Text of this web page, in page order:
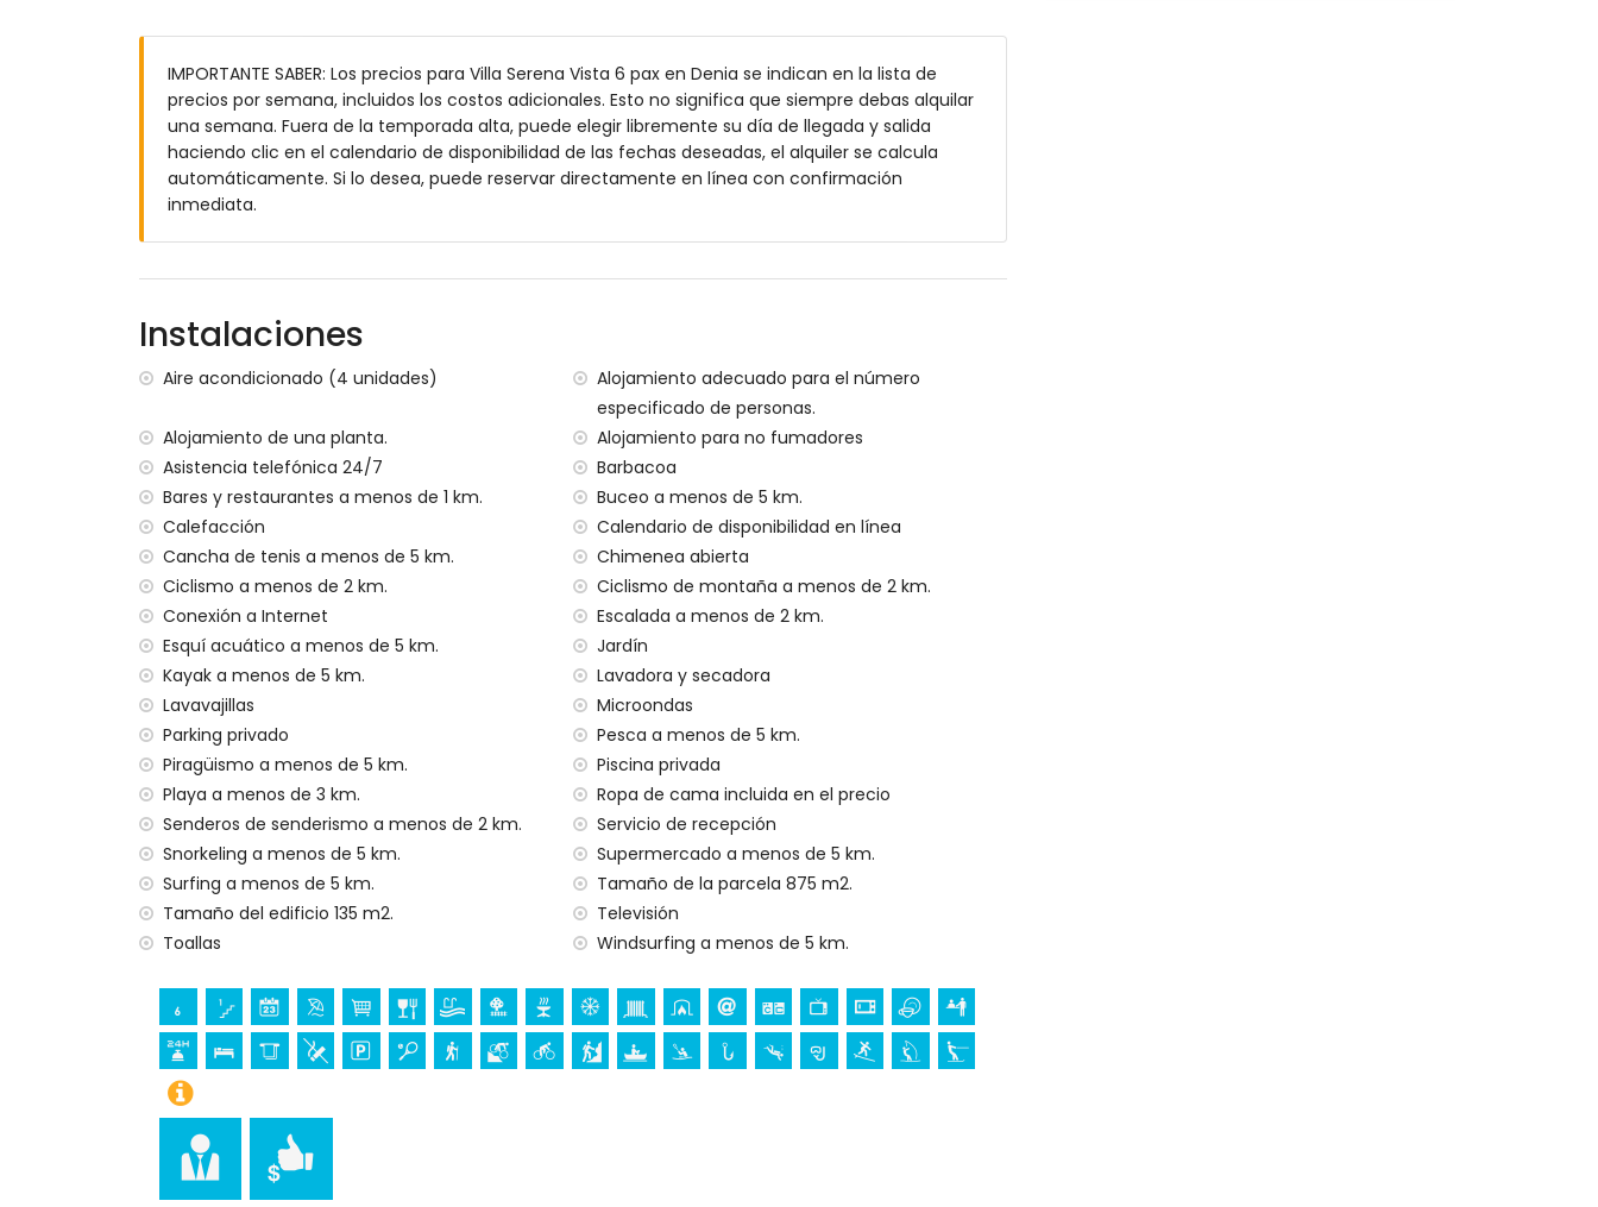
Maravilloso jardín con césped y árboles, y mobiliario de jardín con tumbonas
2 terrazas cubiertas
Cocina exterior y barbacoa
Ducha exterior
Zona de estar exterior y zona de comedor exterior
Espacio privado de estacionamiento cubierto y espacio de estacionamiento privado
Ribera o costa más cercana: Mediterráneo, Denia (a menos de 3 kilómetros de la villa)
Playa más cercana: Marineta Casiana, Denia (a menos de 3 kilómetros de la villa)
Puerto más cercano: La Marina, Denia (a menos de 3 kilómetros de la villa)
Parque más cercano: Montgó, Denia (a menos de 3 kilómetros de la villa)
Aeropuerto más cercano: Alicante (a menos de 100 kilómetros de la villa)
Segundo aeropuerto más cercano: Valencia (> 100 kilómetros)
No se permite fumar
No se permiten mascotas
El alojamiento es muy adecuado para familias con niños
Instalaciones y servicios incluidos en el precio del alquiler de la villa
Internet (WiFi)
Aspiradora, plancha y tabla de planchar
Ropa de cama y toallas
Servicio de recepción y servicio de emergencia 24 horas
Calefacción de aire y con aire acondicionado
Instalaciones y servicios con cargo extra
Cama extra y cuna (bajo demanda)
Entretenimiento y actividades de ocio para sus vacaciones en Denia, Costa Blanca
Bar, paseo marítimo (Las Marinas y Denia) (a menos de 5 kilómetros de la casa)
Puntos de interés y cultura en Denia, Costa Blanca
Museo (Histórico de Denia), iglesia (Portal de la Vila, Denia), castillo (Portal de la Vila, Denia),
(Histórico de Denia) (a menos de 5 kilómetros del alojamiento)
Ruina (Molinos de Viento y Jávea) (a menos de 10 kilómetros del alojamiento)
Deportes
Tenis, senderismo, ciclismo de montaña, ciclismo, escalada, piragüismo, kayak, pesca, buceo,
snorkel, surf, windsurf y esquí acuático (a menos de 5 kilómetros de la villa)
Golf (Club de Golf La Sella, Denia) y equitación (a menos de 10 kilómetros de la villa)
IMPORTANTE SABER: Los precios para Villa Serena Vista 6 pax en Denia se indican en la lista de
precios por semana, incluidos los costos adicionales. Esto no significa que siempre debas alquilar
una semana. Fuera de la temporada alta, puede elegir libremente su día de llegada y salida
haciendo clic en el calendario de disponibilidad de las fechas deseadas, el alquiler se calcula
automáticamente. Si lo desea, puede reservar directamente en línea con confirmación
inmediata.
Instalaciones
Aire acondicionado (4 unidades)
Alojamiento adecuado para el número
especificado de personas.
Alojamiento de una planta.
Alojamiento para no fumadores
Asistencia telefónica 24/7
Barbacoa
Bares y restaurantes a menos de 1 km.
Buceo a menos de 5 km.
Calefacción
Calendario de disponibilidad en línea
Cancha de tenis a menos de 5 km.
Chimenea abierta
Ciclismo a menos de 2 km.
Ciclismo de montaña a menos de 2 km.
Conexión a Internet
Escalada a menos de 2 km.
Esquí acuático a menos de 5 km.
Jardín
Kayak a menos de 5 km.
Lavadora y secadora
Lavavajillas
Microondas
Parking privado
Pesca a menos de 5 km.
Piragüismo a menos de 5 km.
Piscina privada
Playa a menos de 3 km.
Ropa de cama incluida en el precio
Senderos de senderismo a menos de 2 km.
Servicio de recepción
Snorkeling a menos de 5 km.
Supermercado a menos de 5 km.
Surfing a menos de 5 km.
Tamaño de la parcela 875 m2.
Tamaño del edificio 135 m2.
Televisión
Toallas
Windsurfing a menos de 5 km.